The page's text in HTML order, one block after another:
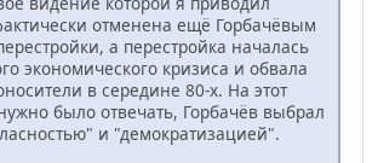
отменена ещё Горбачёвым
а перестройка началась
экономического кризиса и обвала
в середине 80-х. На этот
было отвечать, Горбачёв выбрал
и "демократизацией".